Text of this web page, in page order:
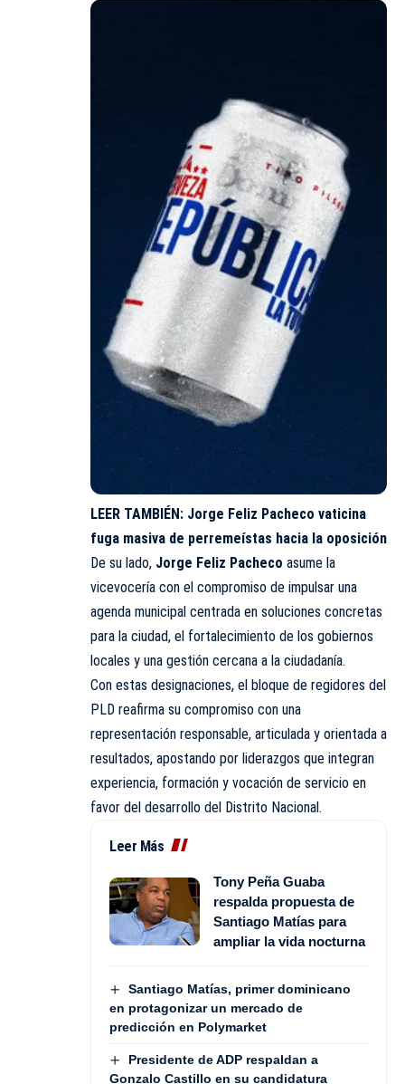
LEER TAMBIÉN: Jorge Feliz Pacheco vaticina
fuga masiva de perremeístas hacia la oposición
De su lado, Jorge Feliz Pacheco asume la
vicevocería con el compromiso de impulsar una
agenda municipal centrada en soluciones concretas
para la ciudad, el fortalecimiento de los gobiernos
locales y una gestión cercana a la ciudadanía.
Con estas designaciones, el bloque de regidores del
PLD reafirma su compromiso con una
representación responsable, articulada y orientada a
resultados, apostando por liderazgos que integran
experiencia, formación y vocación de servicio en
favor del desarrollo del Distrito Nacional.
Leer Más
Tony Peña Guaba
respalda propuesta de
Santiago Matías para
ampliar la vida nocturna
Santiago Matías, primer dominicano
en protagonizar un mercado de
predicción en Polymarket
Presidente de ADP respaldan a
Gonzalo Castillo en su candidatura